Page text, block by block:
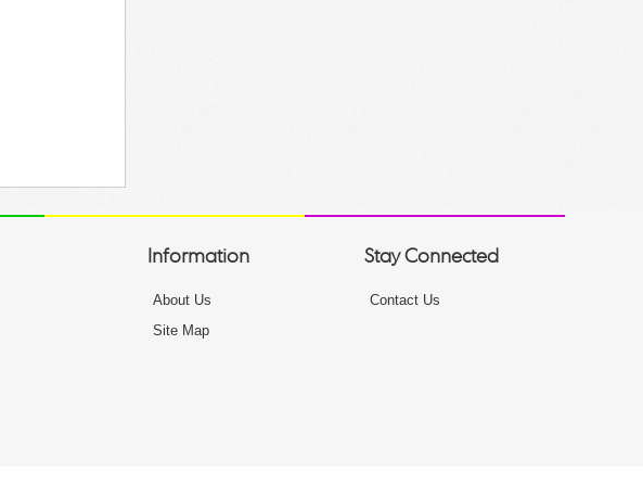
Information
About Us
Site Map
Stay Connected
Contact Us